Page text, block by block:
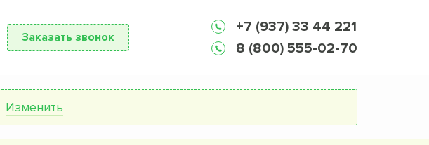
Заказать звонок
+7 (937) 33 44 221
8 (800) 555-02-70
Изменить